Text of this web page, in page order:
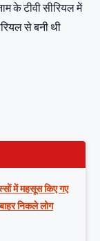
के टीवी सीरियल में
से बनी थी
में महसूस किए गए
निकले लोग